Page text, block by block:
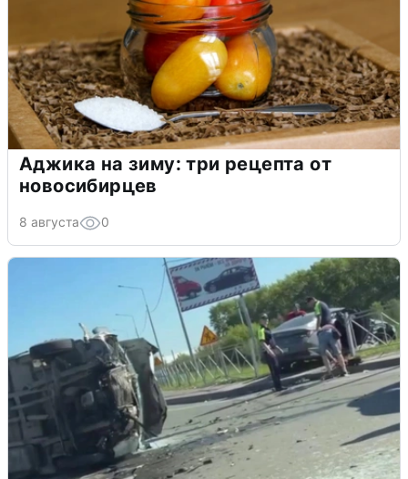
Аджика на зиму: три рецепта от
новосибирцев
8 августа 0